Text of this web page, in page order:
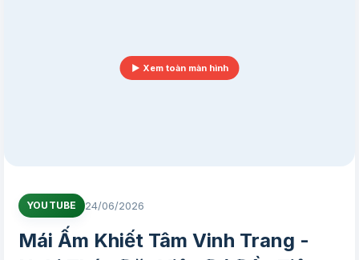
▶ Xem toàn màn hình
YOUTUBE 24/06/2026
Mái Ấm Khiết Tâm Vinh Trang -